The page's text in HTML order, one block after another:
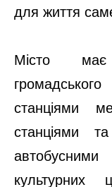
для життя
Місто
станціями
станціями
культурних